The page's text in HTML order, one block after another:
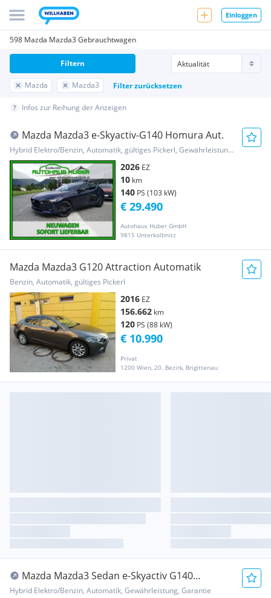
Einloggen
598 Mazda Mazda3 Gebrauchtwagen
Mazda Mazda3 Filter zurücksetzen
Filtern
Infos zur Reihung der Anzeigen
Mazda Mazda3 e-Skyactiv-G140 Homura Aut.
Hybrid Elektro/Benzin, Automatik, gültiges Pickerl, Gewährleistung, Garantie
2026 EZ
10 km
140 PS (103 kW)
Autohaus Huber GmbH
9815 Unterkolbnitz
€ 29.490
Mazda Mazda3 G120 Attraction Automatik
Benzin, Automatik, gültiges Pickerl
2016 EZ
156.662 km
120 PS (88 kW)
Privat
1200 Wien, 20. Bezirk, Brigittenau
€ 10.990
Mazda Mazda3 Sedan e-Skyactiv G140
Exclusive-Line Aut.
Hybrid Elektro/Benzin, Automatik, Gewährleistung, Garantie